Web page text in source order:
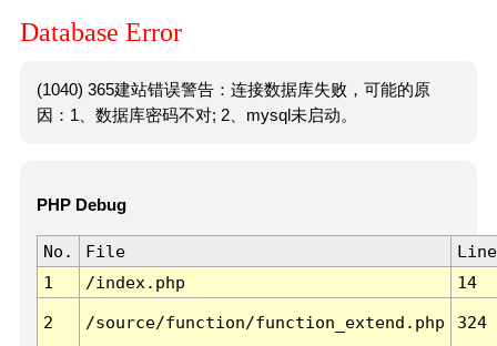
Database Error
(1040) 365建站错误警告：连接数据库失败，可能的原
因：1、数据库密码不对; 2、mysql未启动。
PHP Debug
No. File
Line
1
/index.php 14
2 /source/function/function_extend.php 324